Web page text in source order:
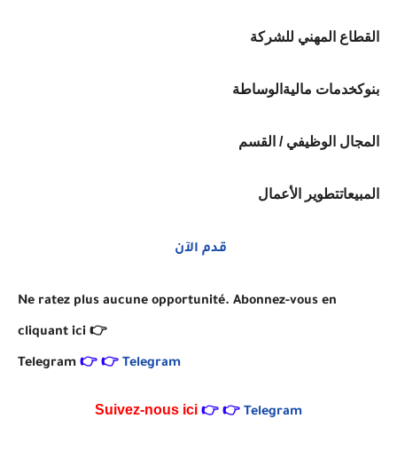
القطاع المهني للشركة
بنوكخدمات ماليةالوساطة
المجال الوظيفي / القسم
المبيعاتتطوير الأعمال
قدم الآن
Ne ratez plus aucune opportunité. Abonnez-vous en
cliquant ici 👉
Telegram 👉 👉 Telegram
Suivez-nous ici 👉 👉 Telegram